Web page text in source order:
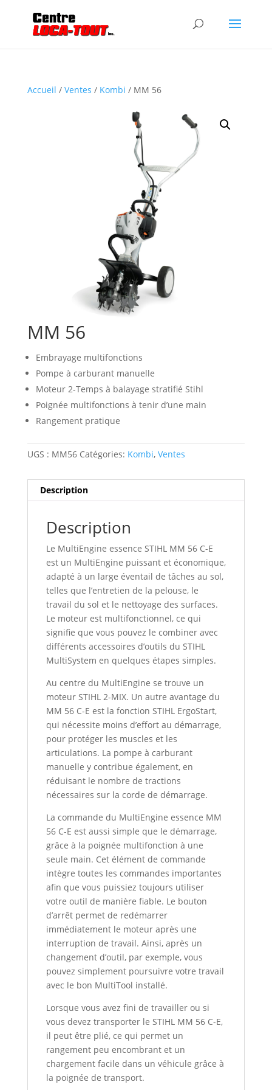
Accueil / Ventes / Kombi / MM 56
MM 56
Embrayage multifonctions
Pompe à carburant manuelle
Moteur 2-Temps à balayage stratifié Stihl
Poignée multifonctions à tenir d’une main
Rangement pratique
UGS : MM56 Catégories: Kombi, Ventes
Description
Description
Le MultiEngine essence STIHL MM 56 C-E
est un MultiEngine puissant et économique,
adapté à un large éventail de tâches au sol,
telles que l’entretien de la pelouse, le
travail du sol et le nettoyage des surfaces.
Le moteur est multifonctionnel, ce qui
signifie que vous pouvez le combiner avec
différents accessoires d’outils du STIHL
MultiSystem en quelques étapes simples.
Au centre du MultiEngine se trouve un
moteur STIHL 2-MIX. Un autre avantage du
MM 56 C-E est la fonction STIHL ErgoStart,
qui nécessite moins d’effort au démarrage,
pour protéger les muscles et les
articulations. La pompe à carburant
manuelle y contribue également, en
réduisant le nombre de tractions
nécessaires sur la corde de démarrage.
La commande du MultiEngine essence MM
56 C-E est aussi simple que le démarrage,
grâce à la poignée multifonction à une
seule main. Cet élément de commande
intègre toutes les commandes importantes
afin que vous puissiez toujours utiliser
votre outil de manière fiable. Le bouton
d’arrêt permet de redémarrer
immédiatement le moteur après une
interruption de travail. Ainsi, après un
changement d’outil, par exemple, vous
pouvez simplement poursuivre votre travail
avec le bon MultiTool installé.
Lorsque vous avez fini de travailler ou si
vous devez transporter le STIHL MM 56 C-E,
il peut être plié, ce qui permet un
rangement peu encombrant et un
chargement facile dans un véhicule grâce à
la poignée de transport.